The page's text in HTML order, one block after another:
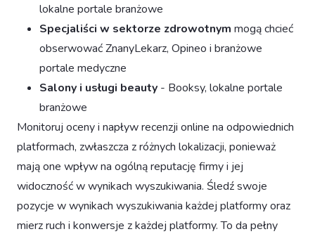
lokalne portale branżowe
Specjaliści w sektorze zdrowotnym mogą chcieć
obserwować ZnanyLekarz, Opineo i branżowe
portale medyczne
Salony i usługi beauty - Booksy, lokalne portale
branżowe
Monitoruj oceny i napływ recenzji online na odpowiednich
platformach, zwłaszcza z różnych lokalizacji, ponieważ
mają one wpływ na ogólną reputację firmy i jej
widoczność w wynikach wyszukiwania. Śledź swoje
pozycje w wynikach wyszukiwania każdej platformy oraz
mierz ruch i konwersje z każdej platformy. To da pełny